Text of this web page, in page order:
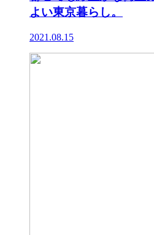
よい東京暮らし。
2021.08.15